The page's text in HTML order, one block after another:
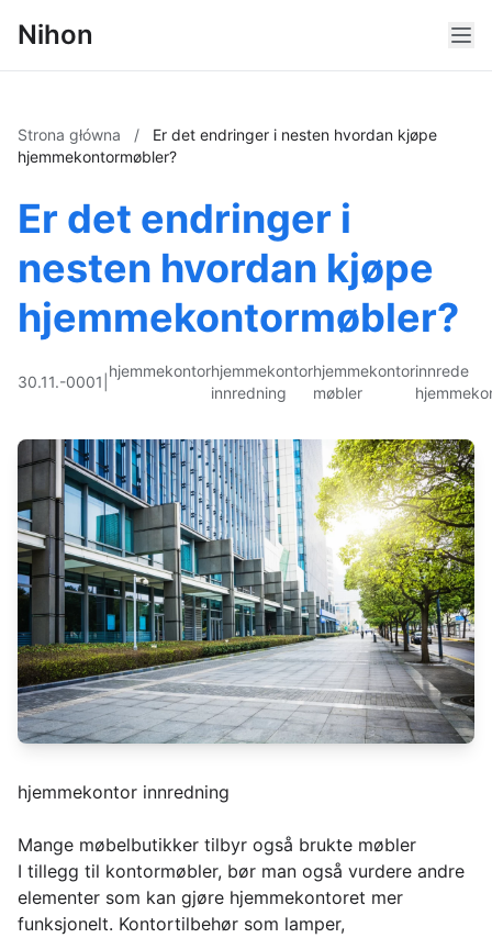
Nihon
Strona główna /
Er det endringer i nesten hvordan kjøpe
hjemmekontormøbler?
Er det endringer i
nesten hvordan kjøpe
hjemmekontormøbler?
30.11.-0001
hjemmekontorhjemmekontor
innredning
hjemmekontor
møbler
innrede
hjemmekontor innredning
Mange møbelbutikker tilbyr også brukte møbler
I tillegg til kontormøbler, bør man også vurdere andre
elementer som kan gjøre hjemmekontoret mer
funksjonelt. Kontortilbehør som lamper,